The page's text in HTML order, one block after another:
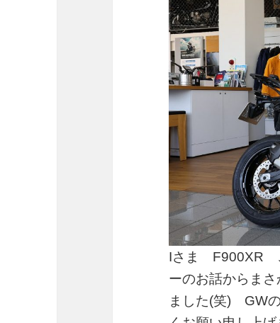
Iさま F900XR
ーのお話からま
ました(笑) GW